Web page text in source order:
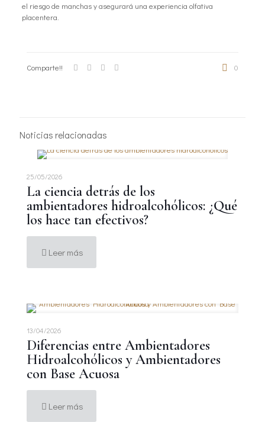
el riesgo de manchas y asegurará una experiencia olfativa
placentera.
Comparte!! 0
Noticias relacionadas
25/05/2026
La ciencia detrás de los
ambientadores hidroalcohólicos: ¿Qué
los hace tan efectivos?
Leer más
13/04/2026
Diferencias entre Ambientadores
Hidroalcohólicos y Ambientadores
con Base Acuosa
Leer más